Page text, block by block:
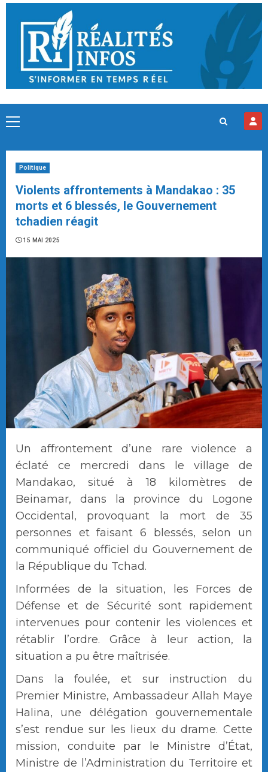
Skip
content
Primary
Politique
Violents affrontements à Mandakao : 35
morts et 6 blessés, le Gouvernement
tchadien réagit
15 MAI 2025
Un affrontement d’une rare violence a
éclaté ce mercredi dans le village de
Mandakao, situé à 18 kilomètres de
Beinamar, dans la province du Logone
Occidental, provoquant la mort de 35
personnes et faisant 6 blessés, selon un
communiqué officiel du Gouvernement de
la République du Tchad.
Informées de la situation, les Forces de
Défense et de Sécurité sont rapidement
intervenues pour contenir les violences et
rétablir l’ordre. Grâce à leur action, la
situation a pu être maîtrisée.
Dans la foulée, et sur instruction du
Premier Ministre, Ambassadeur Allah Maye
Halina, une délégation gouvernementale
s’est rendue sur les lieux du drame. Cette
mission, conduite par le Ministre d’État,
Ministre de l’Administration du Territoire et